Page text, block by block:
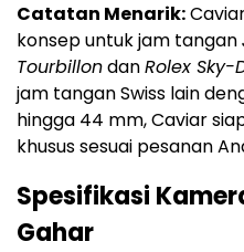
Catatan Menarik:
konsep untuk jam tangan
TourbillondanRolex Sky-
jam tangan Swiss lain
hingga 44 mm, Caviar
khusus sesuai pesanan
Spesifikasi
Gahar